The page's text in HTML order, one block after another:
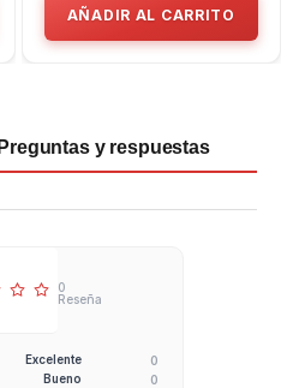
AÑADIR AL CARRITO
y respuestas
0
Reseña
Excelente 0
Bueno 0